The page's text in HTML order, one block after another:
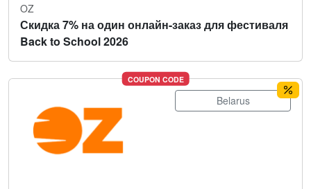
OZ
Скидка 7% на один онлайн-заказ для фестиваля
Back to School 2026
COUPON CODE
Belarus